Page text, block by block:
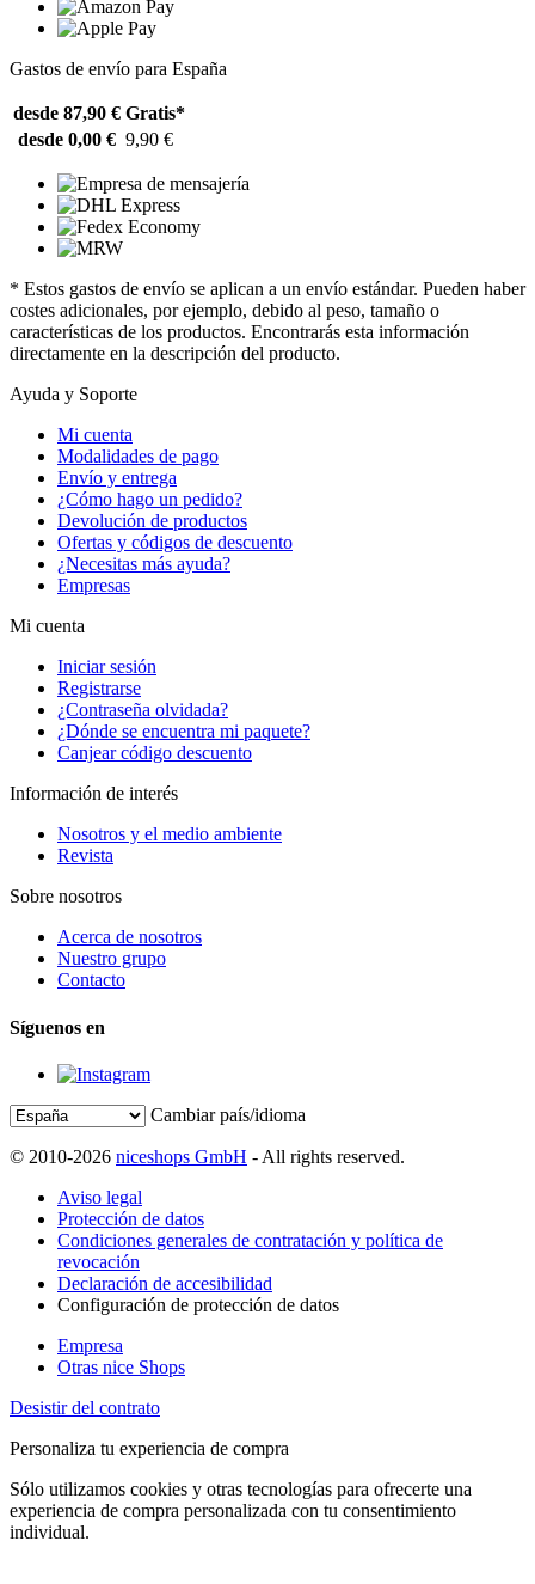
Gastos de envío para España
desde 87,90 € Gratis*
desde 0,00 € 9,90 €
* Estos gastos de envío se aplican a un envío estándar. Pueden haber
costes adicionales, por ejemplo, debido al peso, tamaño o
características de los productos. Encontrarás esta información
directamente en la descripción del producto.
Ayuda y Soporte
Mi cuenta
Modalidades de pago
Envío y entrega
¿Cómo hago un pedido?
Devolución de productos
Ofertas y códigos de descuento
¿Necesitas más ayuda?
Empresas
Mi cuenta
Iniciar sesión
Registrarse
¿Contraseña olvidada?
¿Dónde se encuentra mi paquete?
Canjear código descuento
Información de interés
Nosotros y el medio ambiente
Revista
Sobre nosotros
Acerca de nosotros
Nuestro grupo
Contacto
Síguenos en
Cambiar país/idioma
© 2010-2026 niceshops GmbH - All rights reserved.
Aviso legal
Protección de datos
Condiciones generales de contratación y política de
revocación
Declaración de accesibilidad
Configuración de protección de datos
Empresa
Otras nice Shops
Desistir del contrato
Personaliza tu experiencia de compra
Sólo utilizamos cookies y otras tecnologías para ofrecerte una
experiencia de compra personalizada con tu consentimiento
individual.